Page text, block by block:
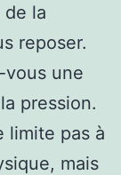
de la
reposer.
une
pression.
limite pas à
mais